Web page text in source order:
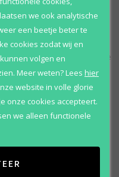
Usher
herenparfum uitgebracht die
frisse en moderne geuren.
of casual momenten
te zware geur te dragen.
bekend om zijn
geurprofiel. Daardoor
naar een betaalbare
uitstraling.
we ook analytische
een beetje beter te
cookies zodat wij en
volgen en
Meer weten?Lees hier
website in volle glorie
onze cookies accepteert.
we alleen functionele